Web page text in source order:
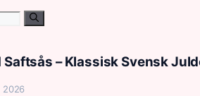
Saftsås – Klassisk Svensk
2026